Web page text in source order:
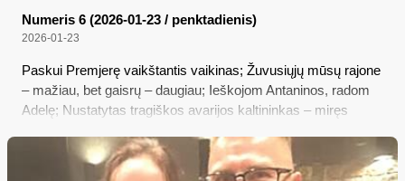
Numeris 6 (2026-01-23 / penktadienis)
2026-01-23
Paskui Premjerę vaikštantis vaikinas; Žuvusiųjų mūsų rajone
– mažiau, bet gaisrų – daugiau; Ieškojom Antaninos, radom
Adelę; Nustatytas tragiškos avarijos kaltininkas – miręs